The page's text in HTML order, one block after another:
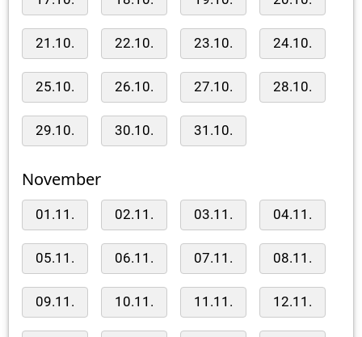
21.10. 22.10. 23.10. 24.10.
25.10. 26.10. 27.10. 28.10.
29.10. 30.10. 31.10.
November
01.11. 02.11. 03.11. 04.11.
05.11. 06.11. 07.11. 08.11.
09.11. 10.11. 11.11. 12.11.